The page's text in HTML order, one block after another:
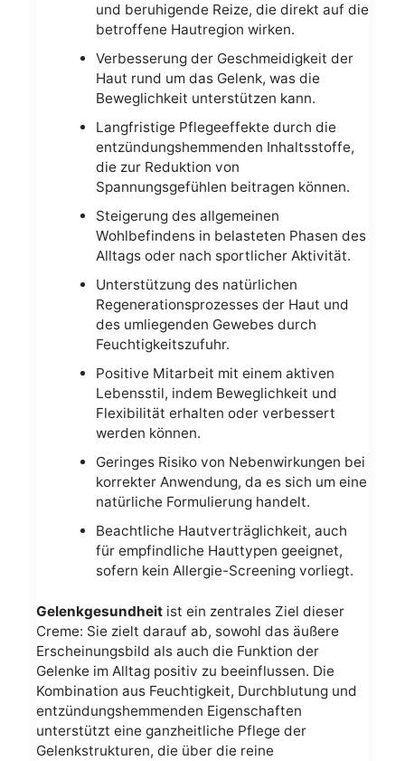
und beruhigende Reize, die direkt auf die
betroffene Hautregion wirken.
Verbesserung der Geschmeidigkeit der
Haut rund um das Gelenk, was die
Beweglichkeit unterstützen kann.
Langfristige Pflegeeffekte durch die
entzündungshemmenden Inhaltsstoffe,
die zur Reduktion von
Spannungsgefühlen beitragen können.
Steigerung des allgemeinen
Wohlbefindens in belasteten Phasen des
Alltags oder nach sportlicher Aktivität.
Unterstützung des natürlichen
Regenerationsprozesses der Haut und
des umliegenden Gewebes durch
Feuchtigkeitszufuhr.
Positive Mitarbeit mit einem aktiven
Lebensstil, indem Beweglichkeit und
Flexibilität erhalten oder verbessert
werden können.
Geringes Risiko von Nebenwirkungen bei
korrekter Anwendung, da es sich um eine
natürliche Formulierung handelt.
Beachtliche Hautverträglichkeit, auch
für empfindliche Hauttypen geeignet,
sofern kein Allergie-Screening vorliegt.
Gelenkgesundheit ist ein zentrales Ziel dieser
Creme: Sie zielt darauf ab, sowohl das äußere
Erscheinungsbild als auch die Funktion der
Gelenke im Alltag positiv zu beeinflussen. Die
Kombination aus Feuchtigkeit, Durchblutung und
entzündungshemmenden Eigenschaften
unterstützt eine ganzheitliche Pflege der
Gelenkstrukturen, die über die reine